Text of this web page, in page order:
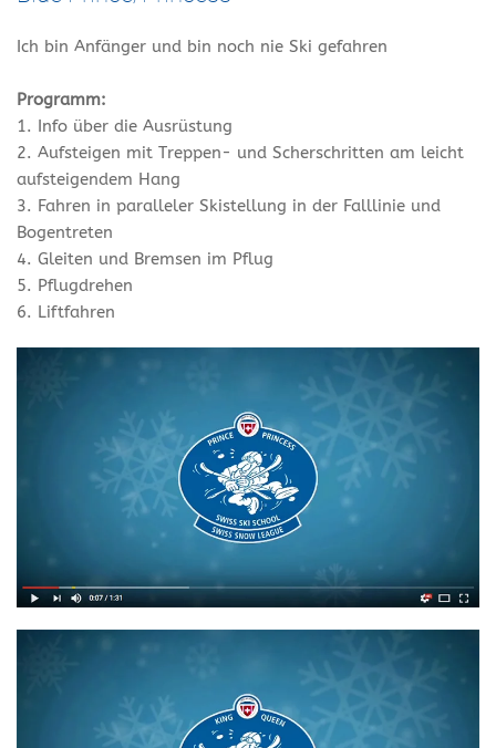
Ich bin Anfänger und bin noch nie Ski gefahren
Programm:
1. Info über die Ausrüstung
2. Aufsteigen mit Treppen- und Scherschritten am leicht
aufsteigendem Hang
3. Fahren in paralleler Skistellung in der Falllinie und
Bogentreten
4. Gleiten und Bremsen im Pflug
5. Pflugdrehen
6. Liftfahren